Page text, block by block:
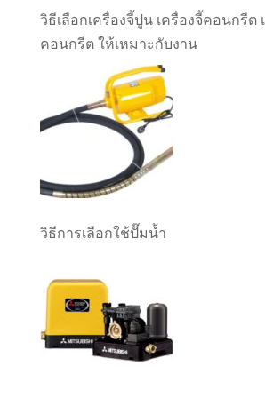
วิธีเลือกเครื่องจี้ปูน เครื่องจี้คอนกรีต
คอนกรีต ให้เหมาะกับงาน
วิธีการเลือกใช้ปั๊มน้ำ